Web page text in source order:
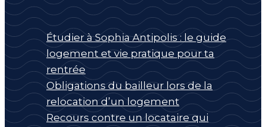
Étudier à Sophia Antipolis : le guide
logement et vie pratique pour ta
rentrée
Obligations du bailleur lors de la
relocation d’un logement
Recours contre un locataire qui